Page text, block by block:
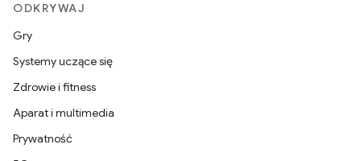
ODKRYWAJ
Gry
Systemy uczące się
Zdrowie i fitness
Aparat i multimedia
Prywatność